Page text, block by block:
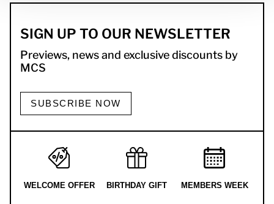
SIGN UP TO OUR NEWSLETTER
Previews, news and exclusive discounts by
MCS
SUBSCRIBE NOW
WELCOME OFFER BIRTHDAY GIFT MEMBERS WEEK